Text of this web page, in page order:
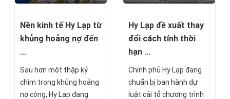
Nền kinh tế Hy Lạp từ
khủng hoảng nợ đến
...
Sau hơn một thập kỷ
chìm trong khủng hoảng
nợ công, Hy Lạp đang
Hy Lạp đề xuất thay
đổi cách tính thời
hạn ...
Chính phủ Hy Lạp đang
chuẩn bị ban hành dự
luật cải tổ chương trình